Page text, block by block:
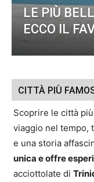
LE PIÙ
ECCO IL
CITTÀ PIÙ
Scoprire le città
viaggio nel tempo,
e una storia
unica e offre
acciottolate di